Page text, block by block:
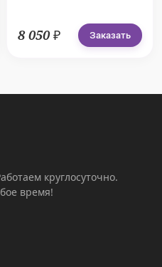
8 050 ₽ Заказать
круглосуточно.
время!